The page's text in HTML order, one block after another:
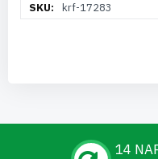
információkrf-17283
14